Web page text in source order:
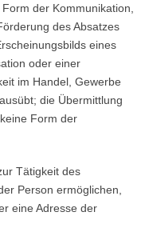
der Kommunikation,
des Absatzes
eines
oder einer
im Handel, Gewerbe
die Übermittlung
Form der
Tätigkeit des
Person ermöglichen,
eine Adresse der